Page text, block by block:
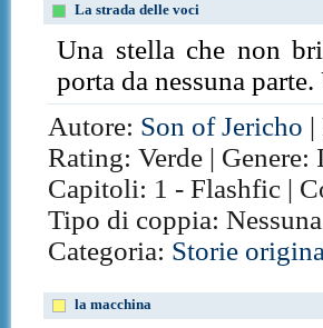
La strada delle voci
Una stella che non
porta da nessuna
Autore: Son of Jericho |
Rating: Verde |
Capitoli: 1 - Flashfic |
Tipo di coppia:
Categoria: Storie
la macchina